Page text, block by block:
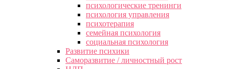
психологические тренинги
психология управления
психотерапия
семейная психология
социальная психология
Развитие психики
Саморазвитие / личностный рост